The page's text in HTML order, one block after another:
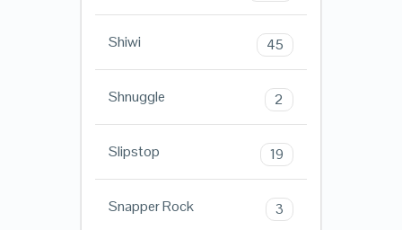
Shiwi 45
Shnuggle 2
Slipstop 19
Snapper Rock 3